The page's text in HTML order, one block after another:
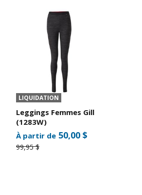
LIQUIDATION
Leggings Femmes Gill
(1283W)
À partir de 50,00 $
99,95 $